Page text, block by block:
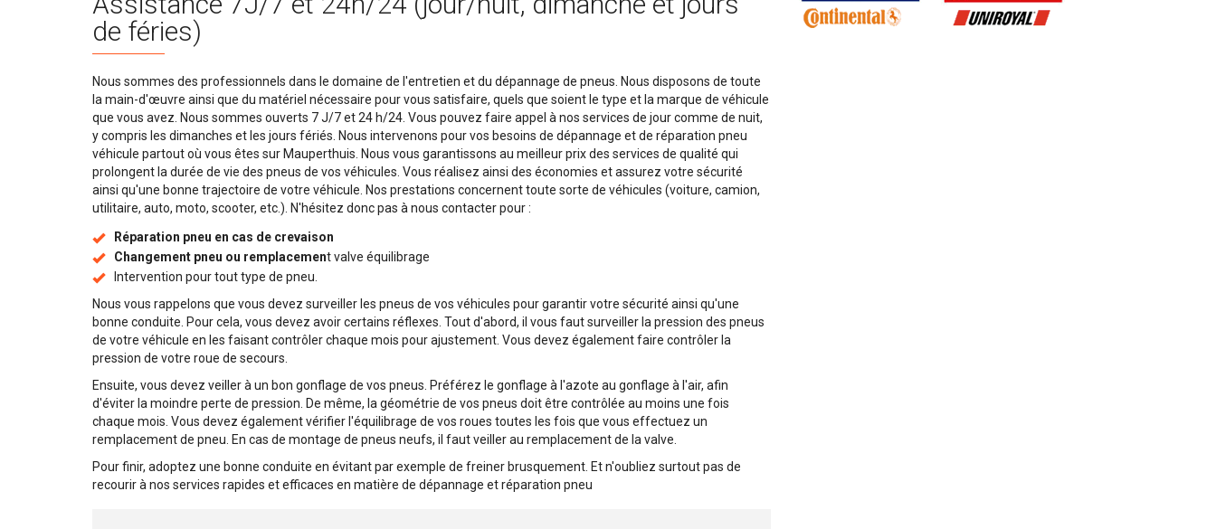
de féries)
Nous sommes des professionnels dans le domaine de l'entretien et du dépannage de pneus. Nous disposons de toute
la main-d'œuvre ainsi que du matériel nécessaire pour vous satisfaire, quels que soient le type et la marque de véhicule
que vous avez. Nous sommes ouverts 7 J/7 et 24 h/24. Vous pouvez faire appel à nos services de jour comme de nuit,
y compris les dimanches et les jours fériés. Nous intervenons pour vos besoins de dépannage et de réparation pneu
véhicule partout où vous êtes sur Mauperthuis. Nous vous garantissons au meilleur prix des services de qualité qui
prolongent la durée de vie des pneus de vos véhicules. Vous réalisez ainsi des économies et assurez votre sécurité
ainsi qu'une bonne trajectoire de votre véhicule. Nos prestations concernent toute sorte de véhicules (voiture, camion,
utilitaire, auto, moto, scooter, etc.). N'hésitez donc pas à nous contacter pour :
Réparation pneu en cas de crevaison
Changement pneu ou remplacement valve équilibrage
Intervention pour tout type de pneu.
Nous vous rappelons que vous devez surveiller les pneus de vos véhicules pour garantir votre sécurité ainsi qu'une
bonne conduite. Pour cela, vous devez avoir certains réflexes. Tout d'abord, il vous faut surveiller la pression des pneus
de votre véhicule en les faisant contrôler chaque mois pour ajustement. Vous devez également faire contrôler la
pression de votre roue de secours.
Ensuite, vous devez veiller à un bon gonflage de vos pneus. Préférez le gonflage à l'azote au gonflage à l'air, afin
d'éviter la moindre perte de pression. De même, la géométrie de vos pneus doit être contrôlée au moins une fois
chaque mois. Vous devez également vérifier l'équilibrage de vos roues toutes les fois que vous effectuez un
remplacement de pneu. En cas de montage de pneus neufs, il faut veiller au remplacement de la valve.
Pour finir, adoptez une bonne conduite en évitant par exemple de freiner brusquement. Et n'oubliez surtout pas de
recourir à nos services rapides et efficaces en matière de dépannage et réparation pneu